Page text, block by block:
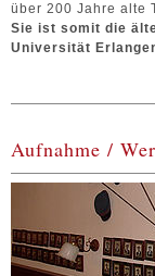
über 200 Jahre alte
Sie ist somit die
Universität
Aufnahme /